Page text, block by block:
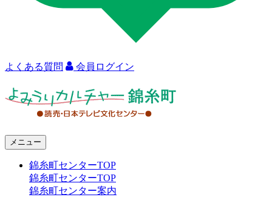
よくある質問 会員ログイン
メニュー
錦糸町センターTOP
錦糸町センターTOP
錦糸町センター案内